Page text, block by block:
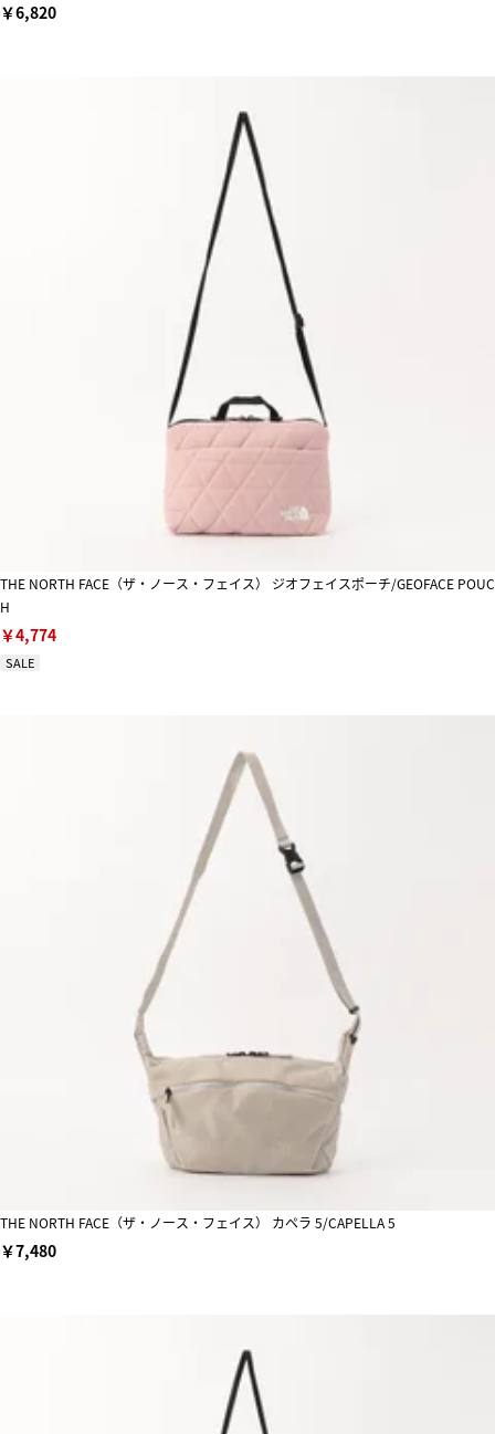
￥6,820
THE NORTH FACE（ザ・ノース・フェイス） ジオフェイスポーチ/GEOFACE POUC
H
￥4,774
SALE
THE NORTH FACE（ザ・ノース・フェイス） カペラ 5/CAPELLA 5
￥7,480